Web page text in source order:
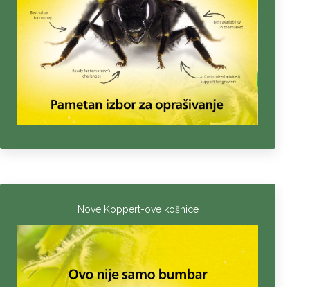
Nove Koppert-ove košnice